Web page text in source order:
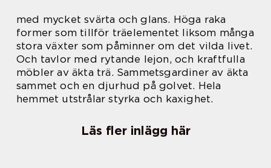
med mycket svärta och glans. Höga raka
former som tillför träelementet liksom många
stora växter som påminner om det vilda livet.
Och tavlor med rytande lejon, och kraftfulla
möbler av äkta trä. Sammetsgardiner av äkta
sammet och en djurhud på golvet. Hela
hemmet utstrålar styrka och kaxighet.
Läs fler inlägg här